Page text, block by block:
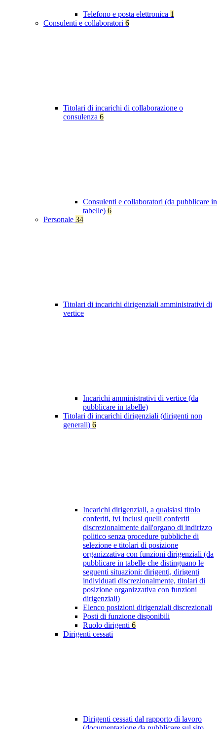
Telefono e posta elettronica 1
Consulenti e collaboratori 6
Titolari di incarichi di collaborazione o
consulenza 6
Consulenti e collaboratori (da pubblicare in
tabelle) 6
Personale 34
Titolari di incarichi dirigenziali amministrativi di
vertice
Incarichi amministrativi di vertice (da
pubblicare in tabelle)
Titolari di incarichi dirigenziali (dirigenti non
generali) 6
Incarichi dirigenziali, a qualsiasi titolo
conferiti, ivi inclusi quelli conferiti
discrezionalmente dall'organo di indirizzo
politico senza procedure pubbliche di
selezione e titolari di posizione
organizzativa con funzioni dirigenziali (da
pubblicare in tabelle che distinguano le
seguenti situazioni: dirigenti, dirigenti
individuati discrezionalmente, titolari di
posizione organizzativa con funzioni
dirigenziali)
Elenco posizioni dirigenziali discrezionali
Posti di funzione disponibili
Ruolo dirigenti 6
Dirigenti cessati
Dirigenti cessati dal rapporto di lavoro